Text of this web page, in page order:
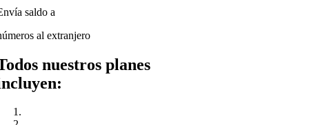
saldo a
al extranjero
nuestros planes